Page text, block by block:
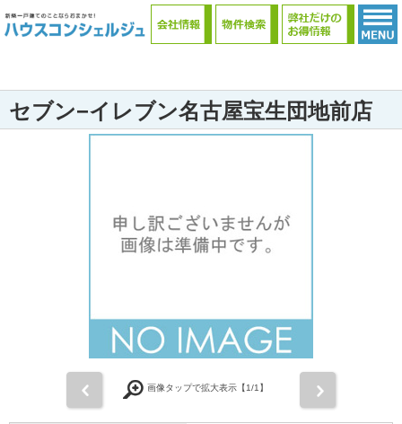
セブン−イレブン名古屋宝生団地前店
画像タップで拡大表示【1/1】